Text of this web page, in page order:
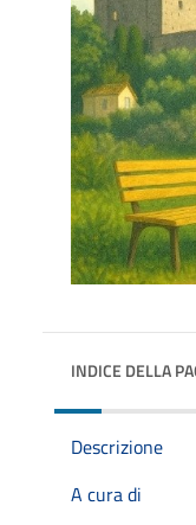
INDICE DELLA
Descrizione
A cura di